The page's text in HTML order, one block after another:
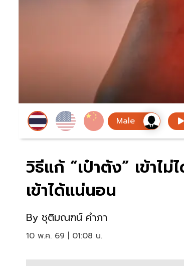
วิธีแก้ “เป๋าตัง” เข้าไ
เข้าได้แน่นอน
By ชุติมณฑน์ คำภา
10 พ.ค. 69 | 01:08 น.